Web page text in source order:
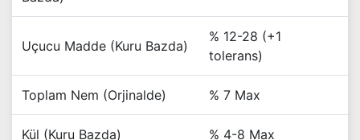
Uçucu Madde (Kuru Bazda)
% 12-28 (+1
tolerans)
Toplam Nem (Orjinalde) % 7 Max
Kül (Kuru Bazda) % 4-8 Max